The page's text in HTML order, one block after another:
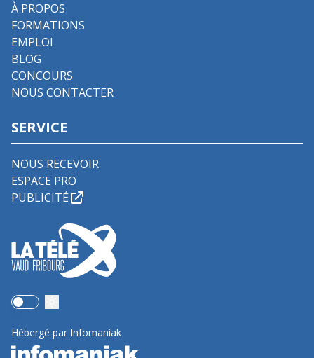
À PROPOS
FORMATIONS
EMPLOI
BLOG
CONCOURS
NOUS CONTACTER
SERVICE
NOUS RECEVOIR
ESPACE PRO
PUBLICITÉ
Use setting
Hébergé par Infomaniak